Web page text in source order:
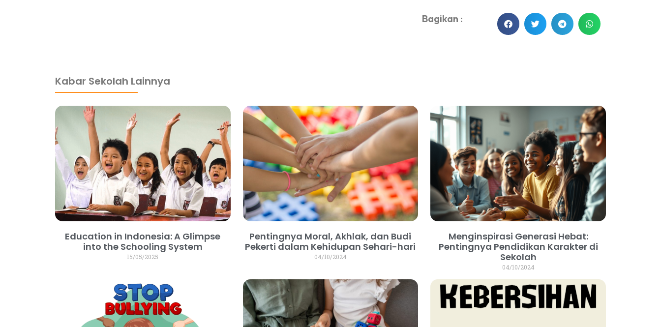
Bagikan :
Kabar Sekolah Lainnya
Education in Indonesia: A Glimpse
into the Schooling System
15/05/2025
Pentingnya Moral, Akhlak, dan Budi
Pekerti dalam Kehidupan Sehari-hari
04/10/2024
Menginspirasi Generasi Hebat:
Pentingnya Pendidikan Karakter di
Sekolah
04/10/2024